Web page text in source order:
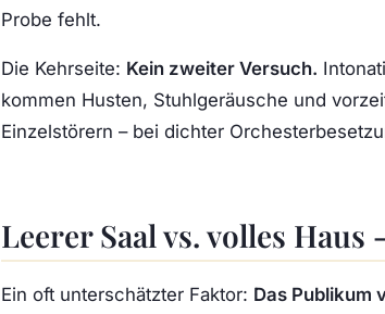
Probe fehlt.
Die Kehrseite: Kein zweiter Versuch.
kommen Husten, Stuhlgeräusche und
Einzelstörern – bei dichter
Leerer Saal vs. volles
Ein oft unterschätzter Faktor: Das Publikum